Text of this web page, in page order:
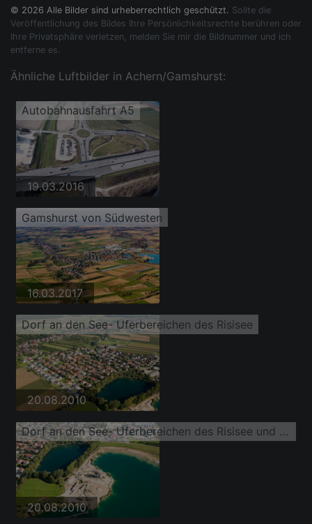
© 2026 Alle Bilder sind urheberrechtlich geschützt. Sollte die
Veröffentlichung des Bildes Ihre Persönlichkeitsrechte berühren oder
Ihre Privatsphäre verletzen, melden Sie mir die Bildnummer und ich
entferne es.
Ähnliche Luftbilder in Achern/Gamshurst:
Autobahnausfahrt A5
19.03.2016
Gamshurst von Südwesten
16.03.2017
Dorf an den See- Uferbereichen des Risisee
20.08.2010
Dorf an den See- Uferbereichen des Risisee und Kiesbaggeranlagen
20.08.2010